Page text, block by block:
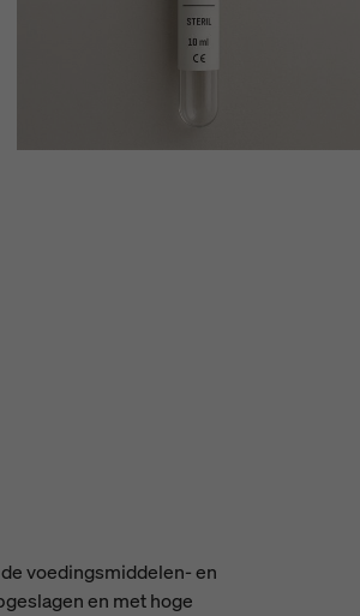
voedingsmiddelen- en
en met hoge